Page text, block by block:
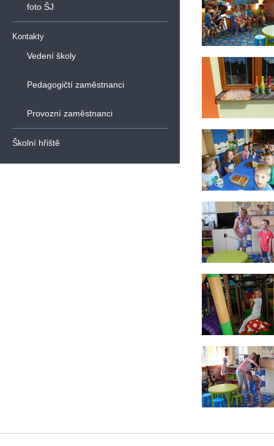
foto ŠJ
Kontakty
Vedení školy
Pedagogičtí zaměstnanci
Provozní zaměstnanci
Školní hřiště